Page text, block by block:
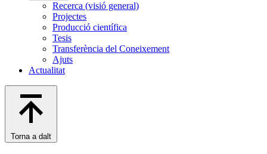
Recerca (visió general)
Projectes
Producció científica
Tesis
Transferència del Coneixement
Ajuts
Actualitat
Torna a dalt